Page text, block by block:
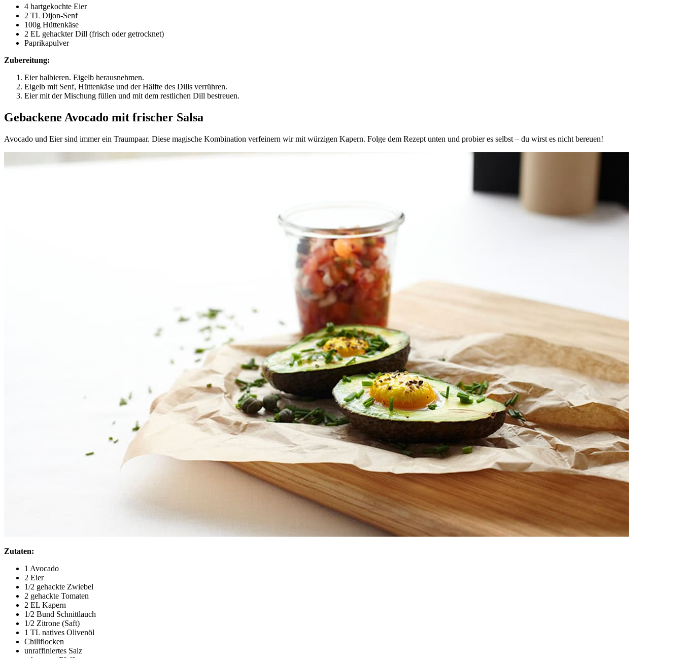
4 hartgekochte Eier
2 TL Dijon-Senf
100g Hüttenkäse
2 EL gehackter Dill (frisch oder getrocknet)
Paprikapulver
Zubereitung:
Eier halbieren. Eigelb herausnehmen.
Eigelb mit Senf, Hüttenkäse und der Hälfte des Dills verrühren.
Eier mit der Mischung füllen und mit dem restlichen Dill bestreuen.
Gebackene Avocado mit frischer Salsa
Avocado und Eier sind immer ein Traumpaar. Diese magische Kombination verfeinern wir mit würzigen Kapern. Folge dem Rezept unten und probier es selbst – du wirst es nicht bereuen!
Zutaten:
1 Avocado
2 Eier
1/2 gehackte Zwiebel
2 gehackte Tomaten
2 EL Kapern
1/2 Bund Schnittlauch
1/2 Zitrone (Saft)
1 TL natives Olivenöl
Chiliflocken
unraffiniertes Salz